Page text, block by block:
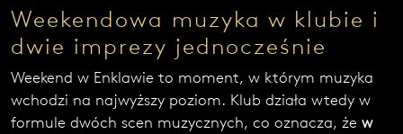
Weekendowa muzyka w klubie i
dwie imprezy jednocześnie
Weekend w Enklawie to moment, w którym muzyka
wchodzi na najwyższy poziom. Klub działa wtedy w
formule dwóch scen muzycznych, co oznacza, że w
kod
W
Y
L
I